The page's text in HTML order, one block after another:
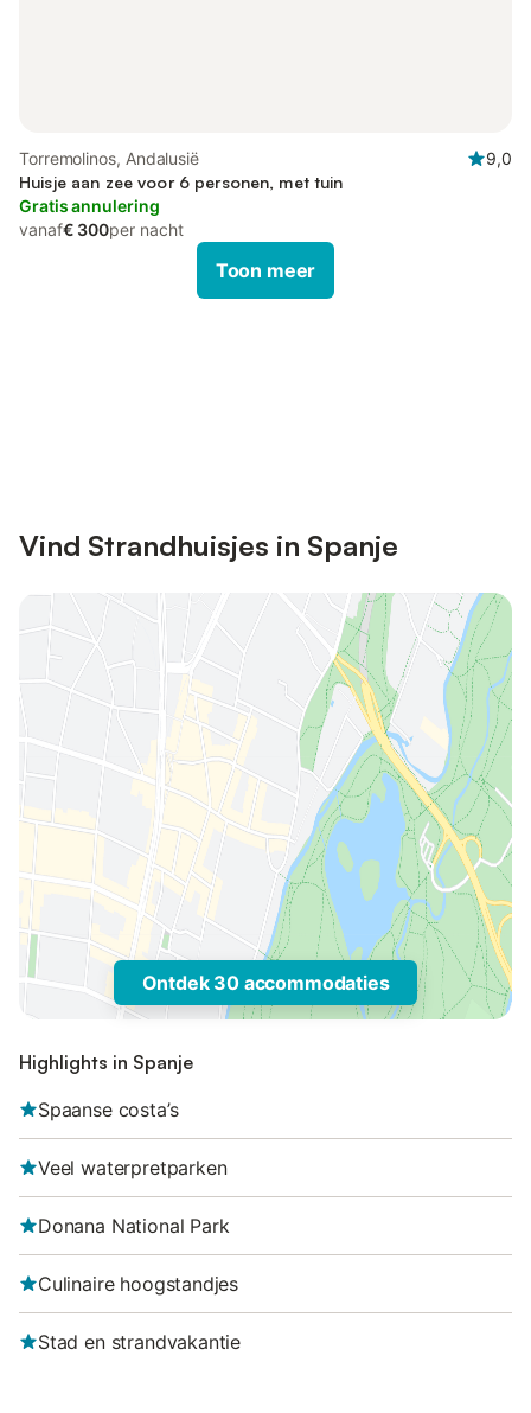
Torremolinos, Andalusië
9,0
Huisje aan zee voor 6 personen, met tuin
Gratis annulering
vanaf€ 300per nacht
Toon meer
Vind Strandhuisjes in Spanje
Ontdek 30 accommodaties
Highlights in Spanje
Spaanse costa’s
Veel waterpretparken
Donana National Park
Culinaire hoogstandjes
Stad en strandvakantie